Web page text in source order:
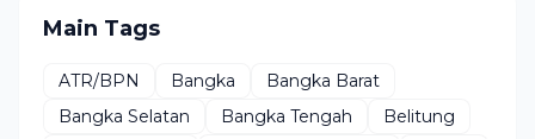
Main Tags
ATR/BPN Bangka
Bangka Barat
Bangka Selatan
Bangka Tengah
Belitung